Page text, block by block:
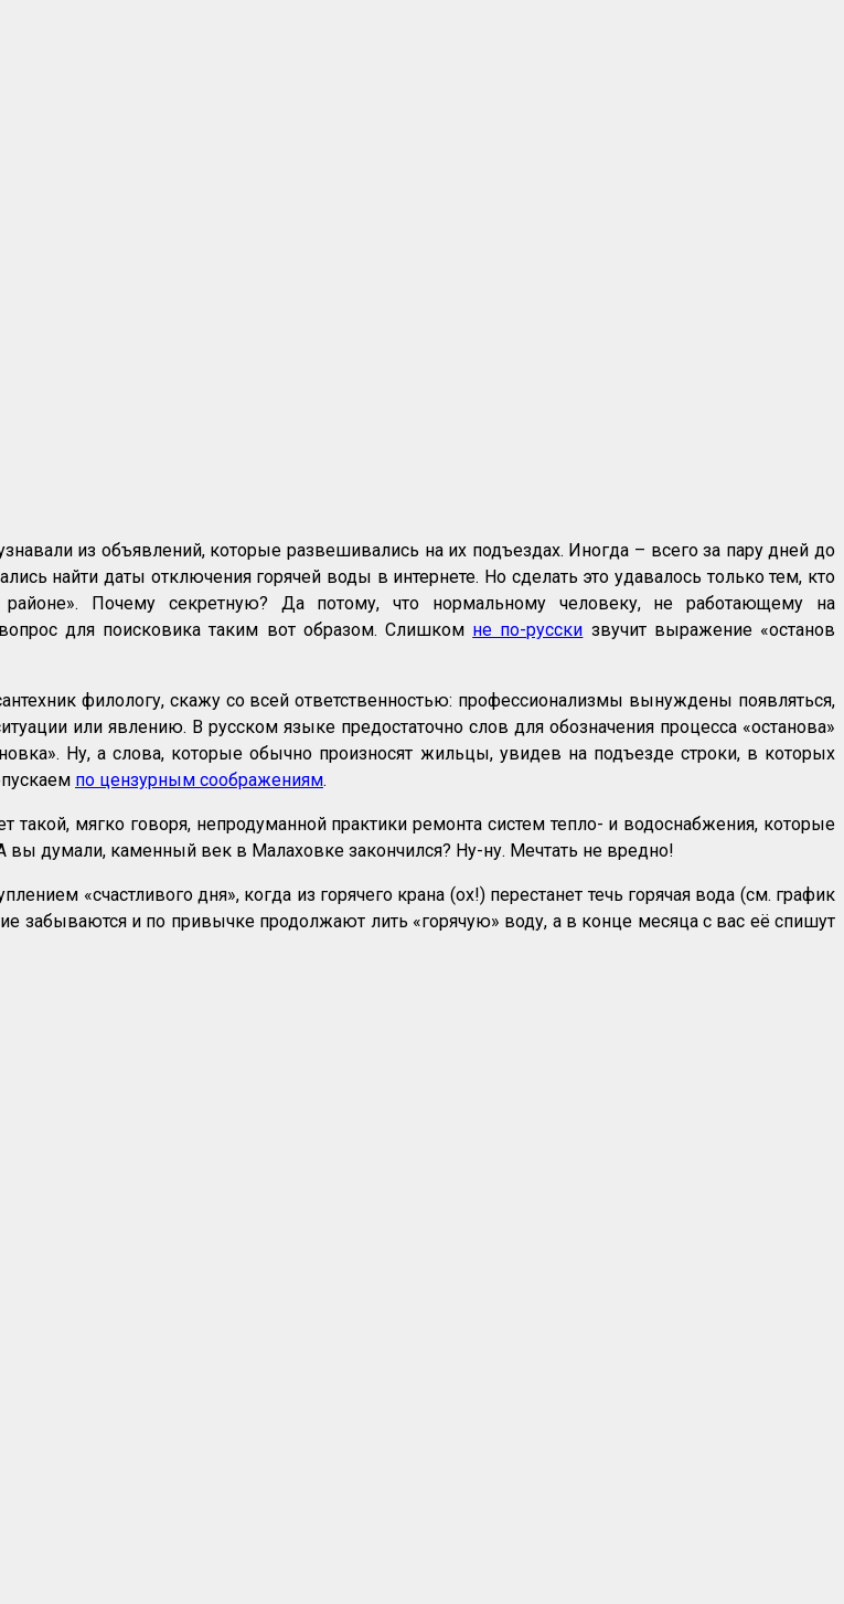
из объявлений, которые развешивались на их подъездах. Иногда – всего за пару дней до
найти даты отключения горячей воды в интернете. Но сделать это удавалось только тем, кто
Почему секретную? Да потому, что нормальному человеку, не работающему на
для поисковика таким вот образом. Слишком не по-русски звучит выражение «останов
филологу, скажу со всей ответственностью: профессионализмы вынуждены появляться,
или явлению. В русском языке предостаточно слов для обозначения процесса «останова»
Ну, а слова, которые обычно произносят жильцы, увидев на подъезде строки, в которых
по цензурным соображениям.
мягко говоря, непродуманной практики ремонта систем тепло- и водоснабжения, которые
думали, каменный век в Малаховке закончился? Ну-ну. Мечтать не вредно!
«счастливого дня», когда из горячего крана (ох!) перестанет течь горячая вода (см. график
забываются и по привычке продолжают лить «горячую» воду, а в конце месяца с вас её спишут